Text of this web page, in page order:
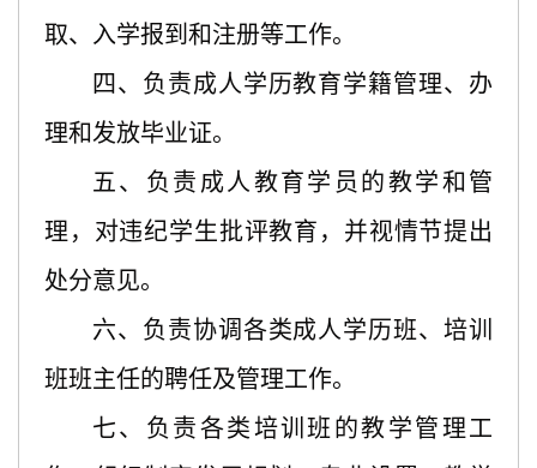
取、入学报到和注册等工作。
四、负责成人学历教育学籍管理、办
理和发放毕业证。
五、负责成人教育学员的教学和管
理，对违纪学生批评教育，并视情节提出
处分意见。
六、负责协调各类成人学历班、培训
班班主任的聘任及管理工作。
七、负责各类培训班的教学管理工